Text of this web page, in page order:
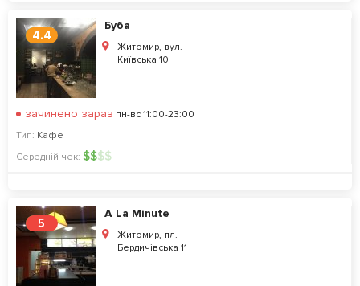
4.4
Буба
Житомир, вул.
Київська 10
зачинено зараз пн-вс 11:00-23:00
Тип: Кафе
Середній чек: $$$$
5
A La Minute
Житомир, пл.
Бердичівська 11